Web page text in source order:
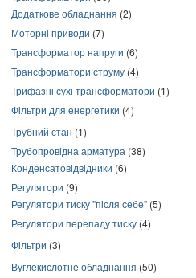
Додаткове обладнання (2)
Моторні приводи (7)
Трансформатор напруги (6)
Трансформатори струму (4)
Трифазні сухі трансформатори (1)
Фільтри для енергетики (4)
Трубний стан (1)
Трубопровідна арматура (38)
Конденсатовідвідники (6)
Регулятори (9)
Регулятори тиску "після себе" (5)
Регулятори перепаду тиску (4)
Фільтри (3)
Вуглекислотне обладнання (50)